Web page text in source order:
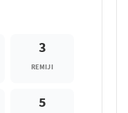
3
REMIJI
5